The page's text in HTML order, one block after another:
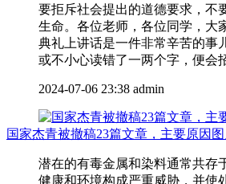
要拒斥社会提出的道德要求，不
生命。各位老师，各位同学，大
典礼上讲话是一件非常辛苦的事
或不小心读错了一两个字，便会
2024-07-06 23:38 admin
国家杰青被撤稿23篇文章，主要原因
潜在的有毒金属和染料通常共存
健康和环境构成严重威胁，并使